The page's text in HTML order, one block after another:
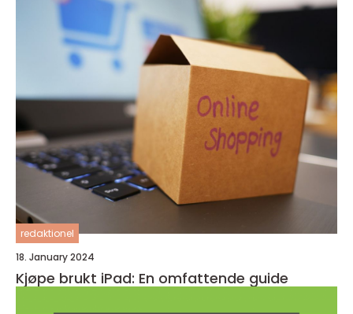
redaktionel
18. January 2024
Kjøpe brukt iPad: En omfattende guide